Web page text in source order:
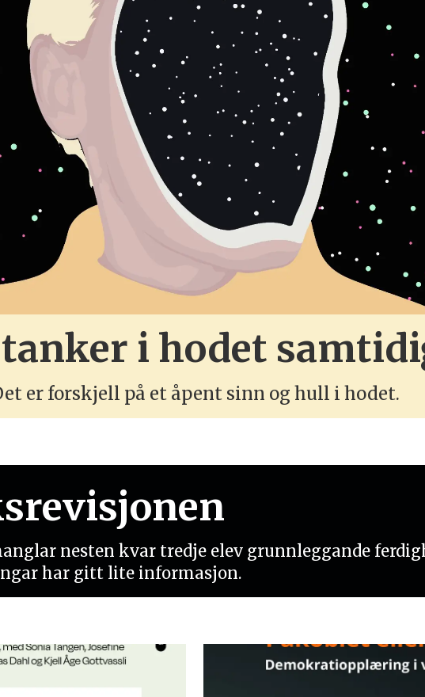
i hodet
er forskjell på et åpent sinn og hull i hodet.
nesten kvar tredje elev grunnleggande
har gitt lite informasjon.